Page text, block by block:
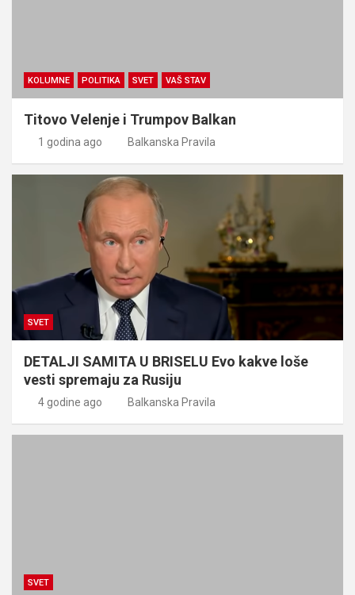
KOLUMNE POLITIKA SVET VAŠ STAV
Titovo Velenje i Trumpov Balkan
1 godina ago Balkanska Pravila
SVET
DETALJI SAMITA U BRISELU Evo kakve loše
vesti spremaju za Rusiju
4 godine ago Balkanska Pravila
SVET